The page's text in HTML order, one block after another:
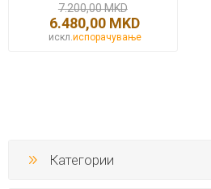
7.200,00 MKD
6.480,00 MKD
искл.испорачување
Категории